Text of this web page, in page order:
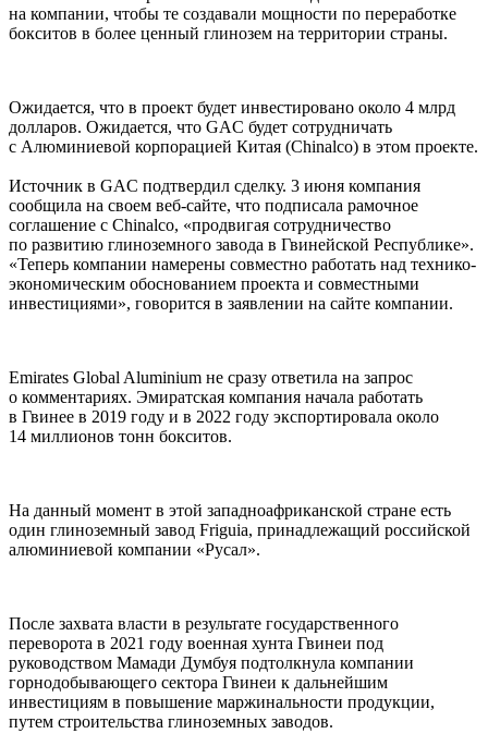
на компании, чтобы те создавали мощности по переработке
бокситов в более ценный глинозем на территории страны.
Ожидается, что в проект будет инвестировано около 4 млрд
долларов. Ожидается, что GAC будет сотрудничать
с Алюминиевой корпорацией Китая (Chinalco) в этом проекте.
Источник в GAC подтвердил сделку. 3 июня компания
сообщила на своем веб-сайте, что подписала рамочное
соглашение с Chinalco, «продвигая сотрудничество
по развитию глиноземного завода в Гвинейской Республике».
«Теперь компании намерены совместно работать над технико-
экономическим обоснованием проекта и совместными
инвестициями», говорится в заявлении на сайте компании.
Emirates Global Aluminium не сразу ответила на запрос
о комментариях. Эмиратская компания начала работать
в Гвинее в 2019 году и в 2022 году экспортировала около
14 миллионов тонн бокситов.
На данный момент в этой западноафриканской стране есть
один глиноземный завод Friguia, принадлежащий российской
алюминиевой компании «Русал».
После захвата власти в результате государственного
переворота в 2021 году военная хунта Гвинеи под
руководством Мамади Думбуя подтолкнула компании
горнодобывающего сектора Гвинеи к дальнейшим
инвестициям в повышение маржинальности продукции,
путем строительства глиноземных заводов.